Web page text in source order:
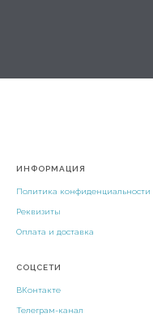
ИНФОРМАЦИЯ
Политика конфиденциальности
Реквизиты
Оплата и доставка
СОЦСЕТИ
ВКонтакте
Телеграм-канал